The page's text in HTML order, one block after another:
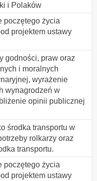
i Polaków
poczętego życia
projektem ustawy
godności, praw oraz
i moralnych
wyrażenie
wynagrodzeń w
opinii publicznej
środka transportu w
rolkarzy oraz
transportu.
poczętego życia
projektem ustawy